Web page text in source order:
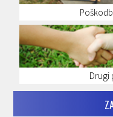
Drugi